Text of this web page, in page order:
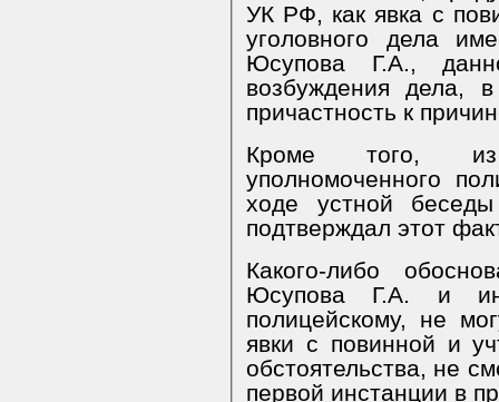
УК РФ, как явка с
уголовного дела имеется письменное
Юсупова Г.А., данное сотруднику
возбуждения дела,
причастность к
Кроме того, из
уполномоченного
ходе устной беседы с Юсуповым Г.А. он
подтверждал этот
Какого-либо
Юсупова Г.А. и
полицейскому, не
явки с повинной и
обстоятельства, не смотря на доводы защитника, суд
первой инстанции в